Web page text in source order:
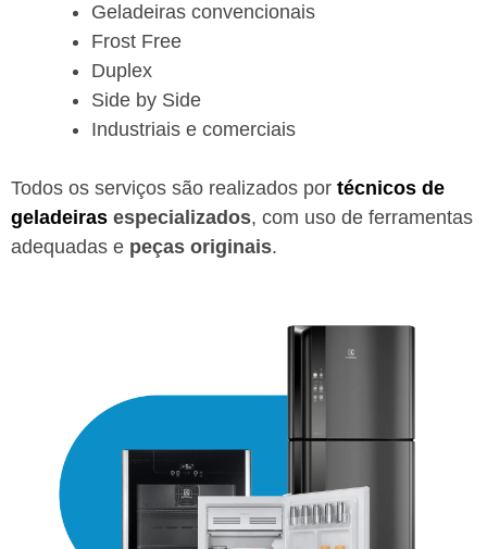
Geladeiras convencionais
Frost Free
Duplex
Side by Side
Industriais e comerciais
Todos os serviços são realizados por técnicos de
geladeiras especializados, com uso de ferramentas
adequadas e peças originais.